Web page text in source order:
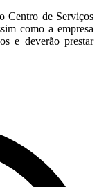
Centro de Serviços
como a empresa
e deverão prestar